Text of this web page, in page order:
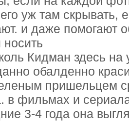
уж там скрывать,
и даже помогают
Кидман здесь на
обалденно
пришельцем
в фильмах и
3-4 года она